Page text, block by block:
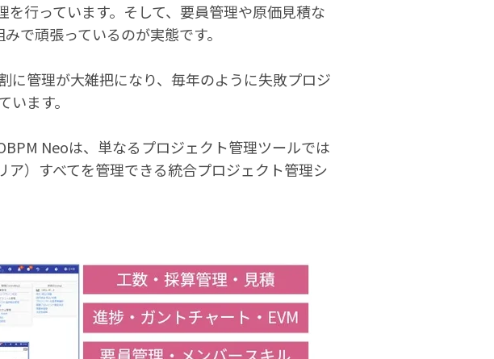
行っています。そして、要員管理や原価見積な
で頑張っているのが実態です。
に管理が大雑把になり、毎年のように失敗プロジ
ます。
Neoは、単なるプロジェクト管理ツールでは
）すべてを管理できる統合プロジェクト管理シ